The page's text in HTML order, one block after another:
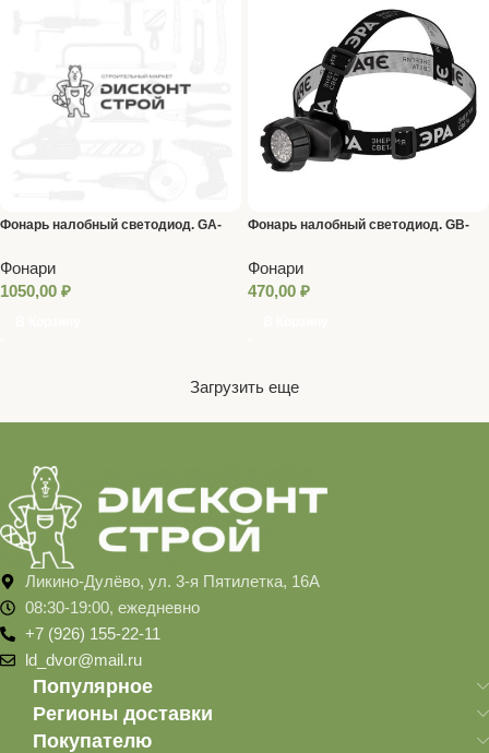
Фонарь налобный светодиод. GA-
Фонари
1050,00 ₽
Фонарь налобный светодиод. GB-
Фонари
470,00 ₽
Загрузить еще
Ликино-Дулёво, ул. 3-я Пятилетка, 16А
08:30-19:00, ежедневно
+7 (926) 155-22-11
ld_dvor@mail.ru
Популярное
Регионы доставки
Покупателю